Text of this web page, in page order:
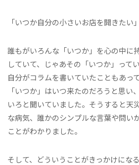
「いつか自分の小さいお店を開きたい」
誰もがいろんな「いつか」を心の中に
していて、じゃあその「いつか」って
自分がコラムを書いていたこともあっ
「いつか」はいつ来たのだろうと思い
いろと聞いていました。そうすると天
な病気、誰かのシンプルな言葉や問い
ことがわかりました。
そして、どういうことがきっかけにな